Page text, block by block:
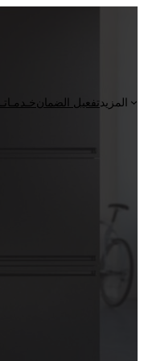
تفعيل الضمان المزيد